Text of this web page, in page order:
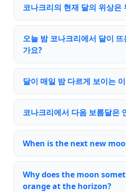
코나크리의 현재 달의 위상은
오늘 밤 코나크리에서 달이
가요?
달이 매일 밤 다르게 보이는
코나크리에서 다음 보름달은
When is the next new
Why does the moon
orange at the horizon?